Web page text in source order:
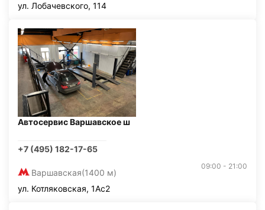
ул. Лобачевского, 114
Автосервис Варшавское ш
+7 (495) 182-17-65
Варшавская(1400 м)
09:00 - 21:00
ул. Котляковская, 1Ас2